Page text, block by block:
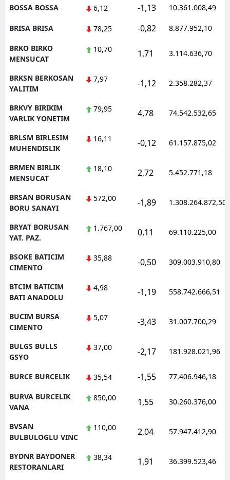
BOSSA BOSSA 6,12 -1,13 10.361.008,49
BRISA BRISA 78,25 -0,82 8.877.952,10
BRKO BIRKO
MENSUCAT
10,70 1,71 3.114.636,70
BRKSN BERKOSAN
YALITIM
7,97 -1,12 2.358.282,37
BRKVY BIRIKIM
VARLIK YONETIM
79,95 4,78 74.542.532,65
BRLSM BIRLESIM
MUHENDISLIK
16,11 -0,12 61.157.875,02
BRMEN BIRLIK
MENSUCAT
18,10 2,72 5.452.771,18
BRSAN BORUSAN
BORU SANAYI
572,00 -1,89 1.308.264.872,50
BRYAT BORUSAN
YAT. PAZ.
1.767,00 0,11 69.110.225,00
BSOKE BATICIM
CIMENTO
35,88 -0,50 309.003.910,80
BTCIM BATICIM
BATI ANADOLU
4,98 -1,19 558.742.666,51
BUCIM BURSA
CIMENTO
5,07 -3,43 31.007.700,29
BULGS BULLS
GSYO
37,00 -2,17 181.928.021,96
BURCE BURCELIK 35,54 -1,55 77.406.946,18
BURVA BURCELIK
VANA
850,00 1,55 30.260.376,00
BVSAN
BULBULOGLU VINC
110,00 2,04 57.947.412,90
BYDNR BAYDONER
RESTORANLARI
38,34 1,91 36.399.523,46